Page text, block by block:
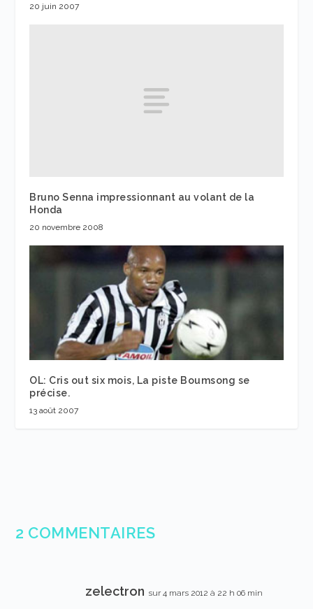
20 juin 2007
Bruno Senna impressionnant au volant de la
Honda
20 novembre 2008
OL: Cris out six mois, La piste Boumsong se
précise.
13 août 2007
2 COMMENTAIRES
zelectron sur 4 mars 2012 à 22 h 06 min